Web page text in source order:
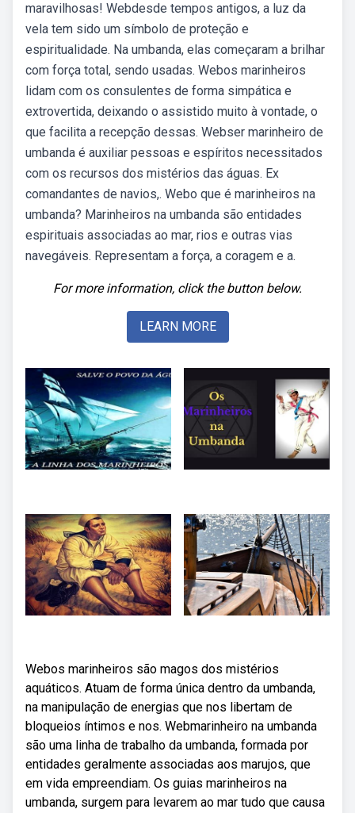
maravilhosas! Webdesde tempos antigos, a luz da
vela tem sido um símbolo de proteção e
espiritualidade. Na umbanda, elas começaram a brilhar
com força total, sendo usadas. Webos marinheiros
lidam com os consulentes de forma simpática e
extrovertida, deixando o assistido muito à vontade, o
que facilita a recepção dessas. Webser marinheiro de
umbanda é auxiliar pessoas e espíritos necessitados
com os recursos dos mistérios das águas. Ex
comandantes de navios,. Webo que é marinheiros na
umbanda? Marinheiros na umbanda são entidades
espirituais associadas ao mar, rios e outras vias
navegáveis. Representam a força, a coragem e a.
For more information, click the button below.
LEARN MORE
Webos marinheiros são magos dos mistérios
aquáticos. Atuam de forma única dentro da umbanda,
na manipulação de energias que nos libertam de
bloqueios íntimos e nos. Webmarinheiro na umbanda
são uma linha de trabalho da umbanda, formada por
entidades geralmente associadas aos marujos, que
em vida empreendiam. Os guias marinheiros na
umbanda, surgem para levarem ao mar tudo que causa